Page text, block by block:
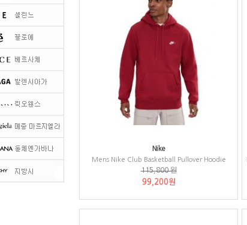
Nike
Mens Nike Club Basketball Pullover Hoodie
115,800 원
99,200원